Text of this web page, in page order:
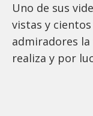
Uno de sus
vistas y
admiradores
realiza y por